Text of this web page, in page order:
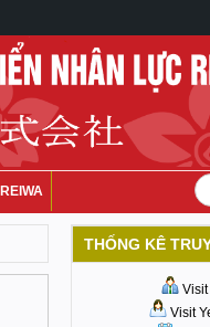
REIWA
THỐNG KÊ
Visit
Visit